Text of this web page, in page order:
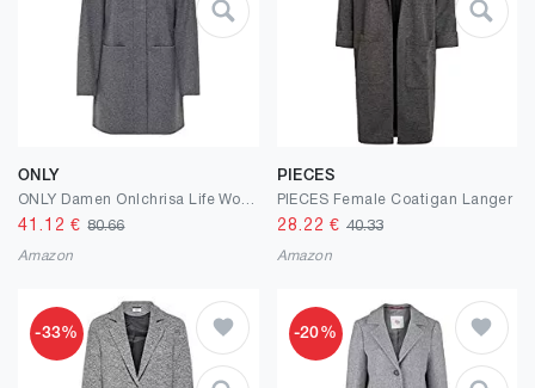
ONLY
41.12 €80.66
Amazon
PIECES
PIECES Female Coatigan Langer
28.22 € 40.33
Amazon
-33% -20%